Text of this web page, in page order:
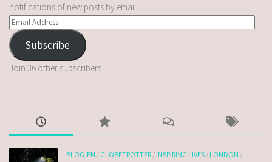
notifications of new posts by email.
Subscribe
Join 36 other subscribers.
BLOG-EN / GLOBETROTTER /INSPIRING LIVES /LONDON /